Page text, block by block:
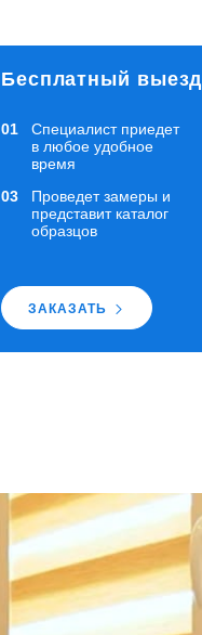
Бесплатный
Специалист приедет
в любое удобное
время
Проведет замеры и
представит каталог
образцов
ЗАКАЗАТЬ